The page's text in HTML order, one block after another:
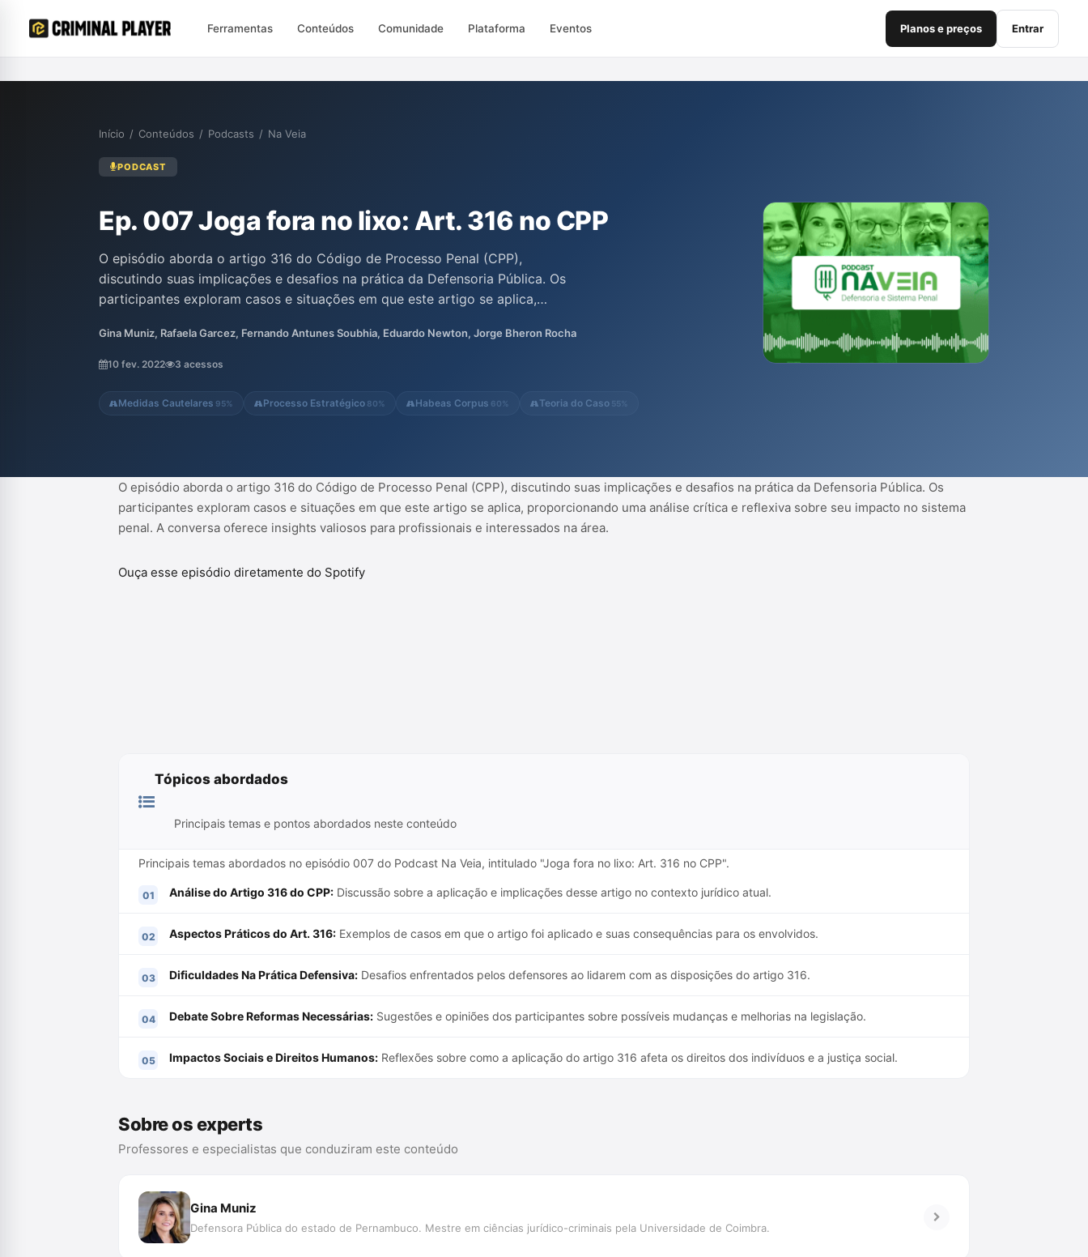
Ferramentas Conteúdos Comunidade Plataforma Eventos Planos e preços Entrar
Início / Conteúdos / Podcasts / Na Veia
PODCAST
Ep. 007 Joga fora no lixo: Art. 316 no CPP
O episódio aborda o artigo 316 do Código de Processo Penal (CPP),
discutindo suas implicações e desafios na prática da Defensoria Pública. Os
participantes exploram casos e situações em que este artigo se aplica,
penal. A conversa oferece insights valiosos para profissionais e interessados
na área.
Gina Muniz, Rafaela Garcez, Fernando Antunes Soubhia, Eduardo Newton, Jorge Bheron Rocha
10 fev. 2022 3 acessos
Medidas Cautelares 95% Processo Estratégico 80% Habeas Corpus 60% Teoria do Caso 55%
O episódio aborda o artigo 316 do Código de Processo Penal (CPP), discutindo suas implicações e desafios na prática da Defensoria Pública. Os
participantes exploram casos e situações em que este artigo se aplica, proporcionando uma análise crítica e reflexiva sobre seu impacto no sistema
penal. A conversa oferece insights valiosos para profissionais e interessados na área.
Ouça esse episódio diretamente do Spotify
Tópicos abordados
Principais temas e pontos abordados neste conteúdo
Principais temas abordados no episódio 007 do Podcast Na Veia, intitulado "Joga fora no lixo: Art. 316 no CPP".
Análise do Artigo 316 do CPP: Discussão sobre a aplicação e implicações desse artigo no contexto jurídico atual.
Aspectos Práticos do Art. 316: Exemplos de casos em que o artigo foi aplicado e suas consequências para os envolvidos.
Dificuldades Na Prática Defensiva: Desafios enfrentados pelos defensores ao lidarem com as disposições do artigo 316.
Debate Sobre Reformas Necessárias: Sugestões e opiniões dos participantes sobre possíveis mudanças e melhorias na legislação.
Impactos Sociais e Direitos Humanos: Reflexões sobre como a aplicação do artigo 316 afeta os direitos dos indivíduos e a justiça social.
Sobre os experts
Professores e especialistas que conduziram este conteúdo
Gina Muniz
Defensora Pública do estado de Pernambuco. Mestre em ciências jurídico-criminais pela Universidade de Coimbra.